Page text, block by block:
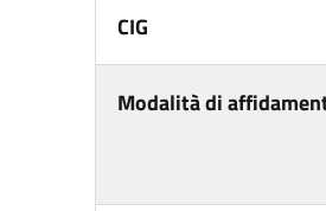
CIG
Modalità di